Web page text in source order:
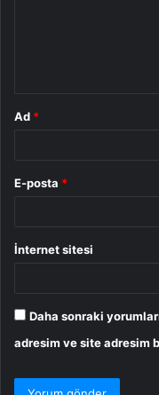
Ad *
E-posta *
İnternet sitesi
Daha sonraki
adresim ve site adresim